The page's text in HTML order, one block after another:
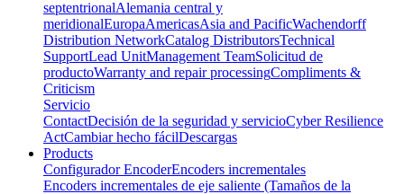
septentrionalAlemania central y
meridionalEuropaAmericasAsia and PacificWachendorff
Distribution NetworkCatalog DistributorsTechnical
SupportLead UnitManagement TeamSolicitud de
productoWarranty and repair processingCompliments &
Criticism
Servicio
ContactDecisión de la seguridad y servicioCyber Resilience
ActCambiar hecho fácilDescargas
Products
Configurador EncoderEncoders incrementales
Encoders incrementales de eje saliente (Tamaños de la